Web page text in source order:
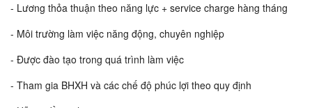
- Lương thỏa thuận theo năng lực + service charge hàng tháng
- Môi trường làm việc năng động, chuyên nghiệp
- Được đào tạo trong quá trình làm việc
- Tham gia BHXH và các chế độ phúc lợi theo quy định